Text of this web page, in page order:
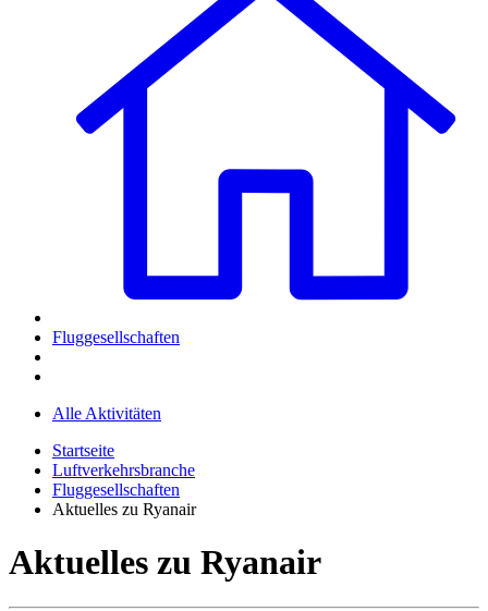
Fluggesellschaften
Alle Aktivitäten
Startseite
Luftverkehrsbranche
Fluggesellschaften
Aktuelles zu Ryanair
Aktuelles zu Ryanair